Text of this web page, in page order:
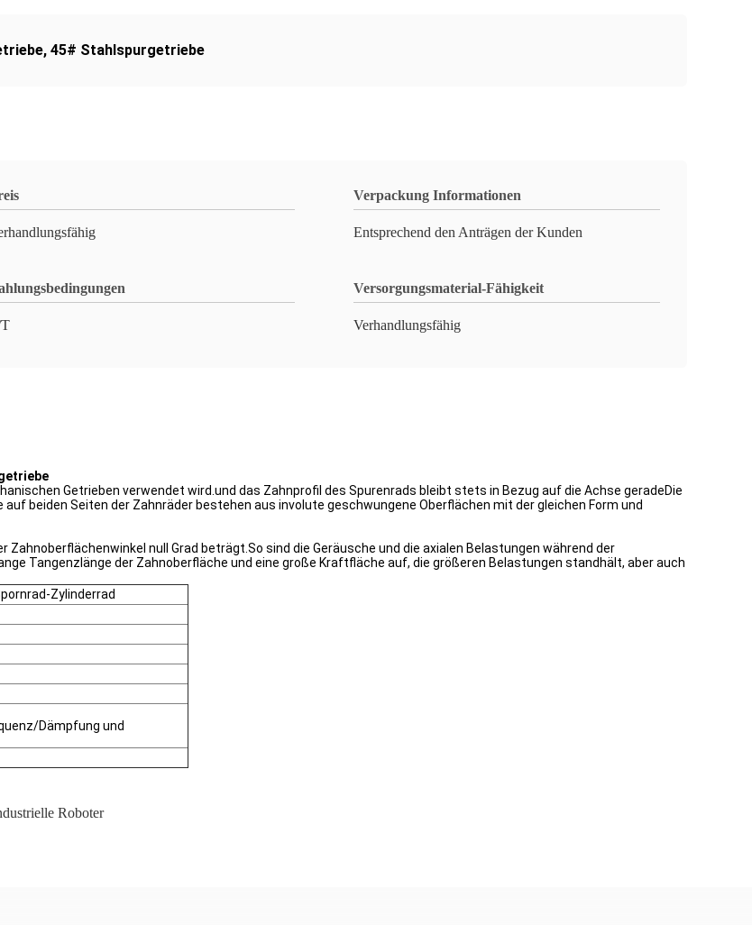
, 45# Stahlspurgetriebe
Verpackung Informationen
Entsprechend den Anträgen der Kunden
Versorgungsmaterial-Fähigkeit
Verhandlungsfähig
Getrieben verwendet wird.und das Zahnprofil des Spurenrads bleibt stets in Bezug auf die Achse geradeDie
beiden Seiten der Zahnräder bestehen aus involute geschwungene Oberflächen mit der gleichen Form und
null Grad beträgt.So sind die Geräusche und die axialen Belastungen während der
Tangenzlänge der Zahnoberfläche und eine große Kraftfläche auf, die größeren Belastungen standhält, aber auch
Zylinderrad
Dämpfung und
Roboter